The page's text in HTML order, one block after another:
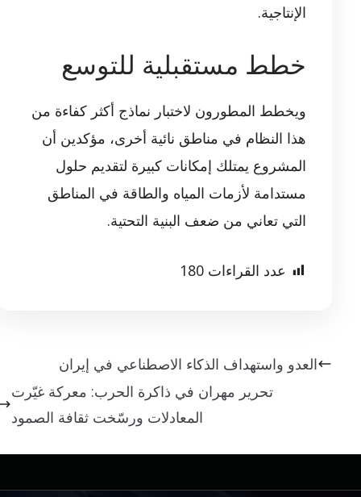
الإنتاجية.
خطط مستقبلية للتوسع
ويخطط المطورون لاختبار نماذج أكثر كفاءة من
هذا النظام في مناطق نائية أخرى، مؤكدين أن
المشروع يمتلك إمكانات كبيرة لتقديم حلول
مستدامة لأزمات المياه والطاقة في المناطق
التي تعاني من ضعف البنية التحتية.
عدد القراءات 180
العدو واستهداف الذكاء الاصطناعي في إيران
تحرير مهران في ذاكرة الحرب: معركة غيّرت
المعادلات ورسّخت ثقافة الصمود